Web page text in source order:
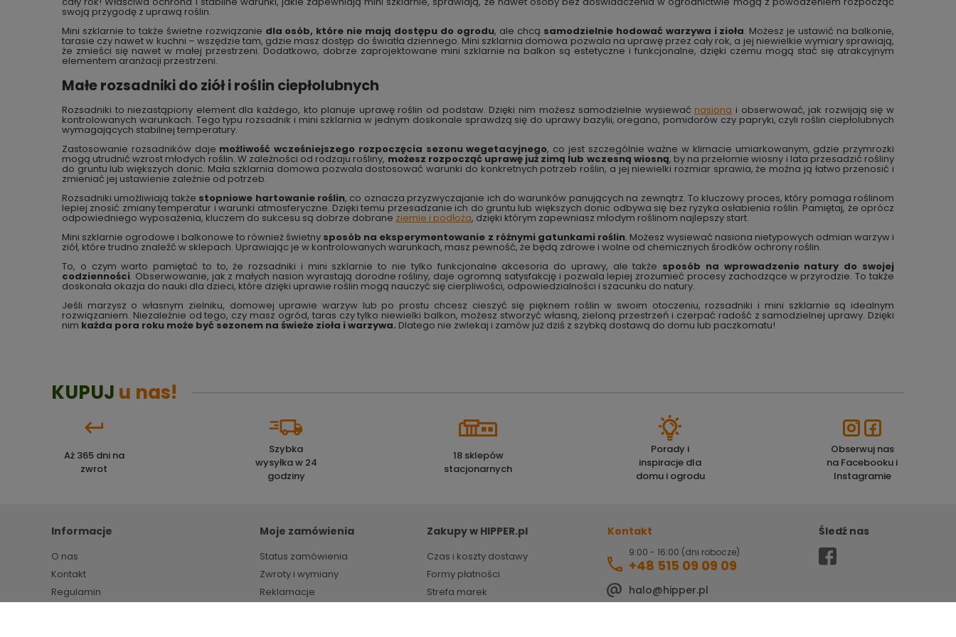
swoją przygodę z uprawą roślin.
Mini szklarnie to także świetne rozwiązanie dla osób, które nie mają dostępu do ogrodu, ale chcą samodzielnie hodować warzywa i zioła. Możesz je ustawić na balkonie,
tarasie czy nawet w kuchni – wszędzie tam, gdzie masz dostęp do światła dziennego. Mini szklarnia domowa pozwala na uprawę przez cały rok, a jej niewielkie wymiary sprawiają,
że zmieści się nawet w małej przestrzeni. Dodatkowo, dobrze zaprojektowane mini szklarnie na balkon są estetyczne i funkcjonalne, dzięki czemu mogą stać się atrakcyjnym
elementem aranżacji przestrzeni.
Małe rozsadniki do ziół i roślin ciepłolubnych
Rozsadniki to niezastąpiony element dla każdego, kto planuje uprawę roślin od podstaw. Dzięki nim możesz samodzielnie wysiewaćnasiona i obserwować, jak rozwijają się w
kontrolowanych warunkach. Tego typu rozsadnik i mini szklarnia w jednym doskonale sprawdzą się do uprawy bazylii, oregano, pomidorów czy papryki, czyli roślin ciepłolubnych
wymagających stabilnej temperatury.
Zastosowanie rozsadników daje możliwość wcześniejszego rozpoczęcia sezonu wegetacyjnego, co jest szczególnie ważne w klimacie umiarkowanym, gdzie przymrozki
mogą utrudnić wzrost młodych roślin. W zależności od rodzaju rośliny, możesz rozpocząć uprawę już zimą lub wczesną wiosną, by na przełomie wiosny i lata przesadzić rośliny
do gruntu lub większych donic. Mała szklarnia domowa pozwala dostosować warunki do konkretnych potrzeb roślin, a jej niewielki rozmiar sprawia, że można ją łatwo przenosić i
zmieniać jej ustawienie zależnie od potrzeb.
Rozsadniki umożliwiają także stopniowe hartowanie roślin, co oznacza przyzwyczajanie ich do warunków panujących na zewnątrz. To kluczowy proces, który pomaga roślinom
lepiej znosić zmiany temperatur i warunki atmosferyczne. Dzięki temu przesadzanie ich do gruntu lub większych donic odbywa się bez ryzyka osłabienia roślin. Pamiętaj, że oprócz
odpowiedniego wyposażenia, kluczem do sukcesu są dobrze dobrane ziemie i podłoża, dzięki którym zapewniasz młodym roślinom najlepszy start.
Mini szklarnie ogrodowe i balkonowe to również świetny sposób na eksperymentowanie z różnymi gatunkami roślin. Możesz wysiewać nasiona nietypowych odmian warzyw i
ziół, które trudno znaleźć w sklepach. Uprawiając je w kontrolowanych warunkach, masz pewność, że będą zdrowe i wolne od chemicznych środków ochrony roślin.
To, o czym warto pamiętać to to, że rozsadniki i mini szklarnie to nie tylko funkcjonalne akcesoria do uprawy, ale także sposób na wprowadzenie natury do swojej
codzienności. Obserwowanie, jak z małych nasion wyrastają dorodne rośliny, daje ogromną satysfakcję i pozwala lepiej zrozumieć procesy zachodzące w przyrodzie. To także
doskonała okazja do nauki dla dzieci, które dzięki uprawie roślin mogą nauczyć się cierpliwości, odpowiedzialności i szacunku do natury.
Jeśli marzysz o własnym zielniku, domowej uprawie warzyw lub po prostu chcesz cieszyć się pięknem roślin w swoim otoczeniu, rozsadniki i mini szklarnie są idealnym
rozwiązaniem. Niezależnie od tego, czy masz ogród, taras czy tylko niewielki balkon, możesz stworzyć własną, zieloną przestrzeń i czerpać radość z samodzielnej uprawy. Dzięki
nim każda pora roku może być sezonem na świeże zioła i warzywa. Dlatego nie zwlekaj i zamów już dziś z szybką dostawą do domu lub paczkomatu!
KUPUJ u nas!
Aż 365 dni na
zwrot
Szybka
wysyłka w 24
godziny
18 sklepów
stacjonarnych
Porady i
inspiracje dla
domu i ogrodu
Obserwuj nas
na Facebooku i
Instagramie
Informacje
O nas
Kontakt
Regulamin
Moje zamówienia
Status zamówienia
Zwroty i wymiany
Reklamacje
Zakupy w HIPPER.pl
Czas i koszty dostawy
Formy płatności
Strefa marek
Kontakt
9:00 - 16:00 (dni robocze)
+48 515 09 09 09
halo@hipper.pl
Śledź nas